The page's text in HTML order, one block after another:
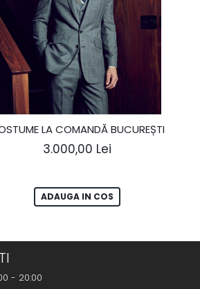
LA COMANDĂ BUCUREȘTI
3.000,00 Lei
ADAUGA IN COS
- 20:00